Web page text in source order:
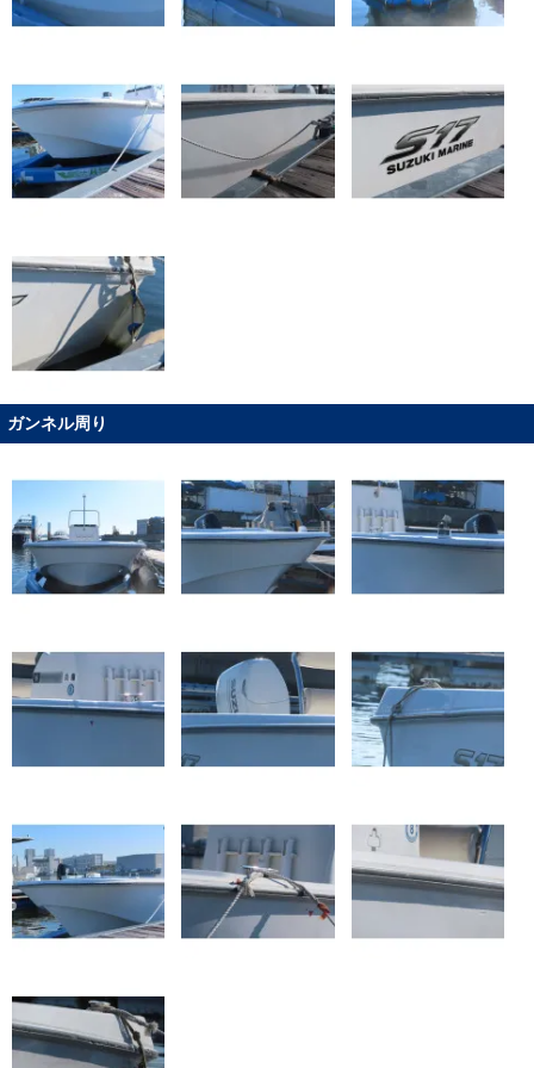
ガンネル周り